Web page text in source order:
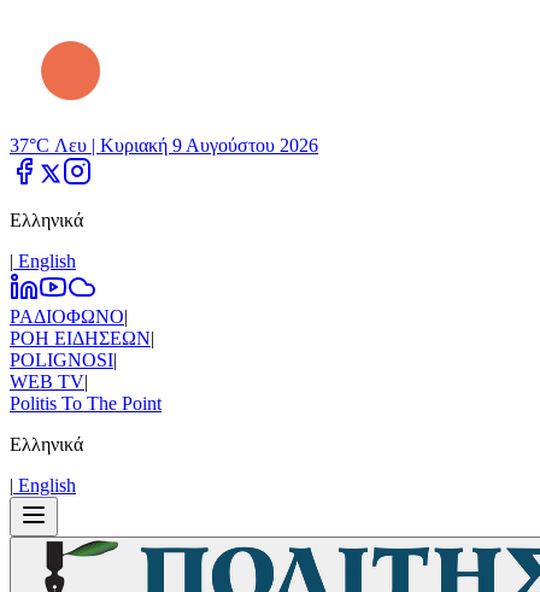
37°C Λευ | Κυριακή 9 Αυγούστου 2026
Ελληνικά
| Εnglish
ΡΑΔΙΟΦΩΝΟ|
ΡΟΗ ΕΙΔΗΣΕΩΝ|
POLIGNOSI|
WEB TV|
Politis To The Point
Ελληνικά
| Εnglish